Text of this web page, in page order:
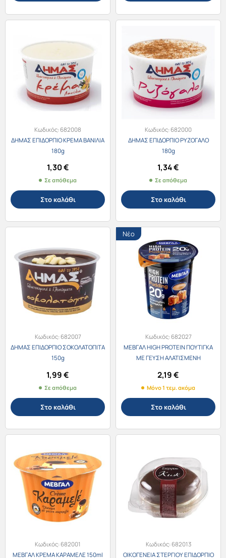
Κωδικός:682008
ΔΗΜΑΣ ΕΠΙΔΟΡΠΙΟ ΚΡΕΜΑ ΒΑΝΙΛΙΑ
180g
1,30€
Σε απόθεμα
Στο καλάθι
Κωδικός:682000
ΔΗΜΑΣ ΕΠΙΔΟΡΠΙΟ ΡΥΖΟΓΑΛΟ
180g
1,34€
Σε απόθεμα
Στο καλάθι
Κωδικός:682007
ΔΗΜΑΣ ΕΠΙΔΟΡΠΙΟ ΣΟΚΟΛΑΤΟΠΙΤΑ
150g
1,99€
Σε απόθεμα
Στο καλάθι
Νέο
Κωδικός:682027
ΜΕΒΓΑΛ HIGH PROTEIN ΠΟΥΤΙΓΚΑ
ΜΕ ΓΕΥΣΗ ΑΛΑΤΙΣΜΕΝΗ
2,19€
Μόνο 1 τεμ. ακόμα
Στο καλάθι
Κωδικός:682001
ΜΕΒΓΑΛ ΚΡΕΜΑ ΚΑΡΑΜΕΛΕ 150ml
Κωδικός:682013
ΟΙΚΟΓΕΝΕΙΑ ΣΤΕΡΓΙΟΥ ΕΠΙΔΟΡΠΙΟ